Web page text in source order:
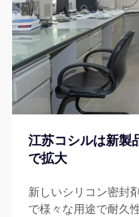
江苏コシルは新製
で拡大
新しいシリコン密封
で様々な用途で耐久